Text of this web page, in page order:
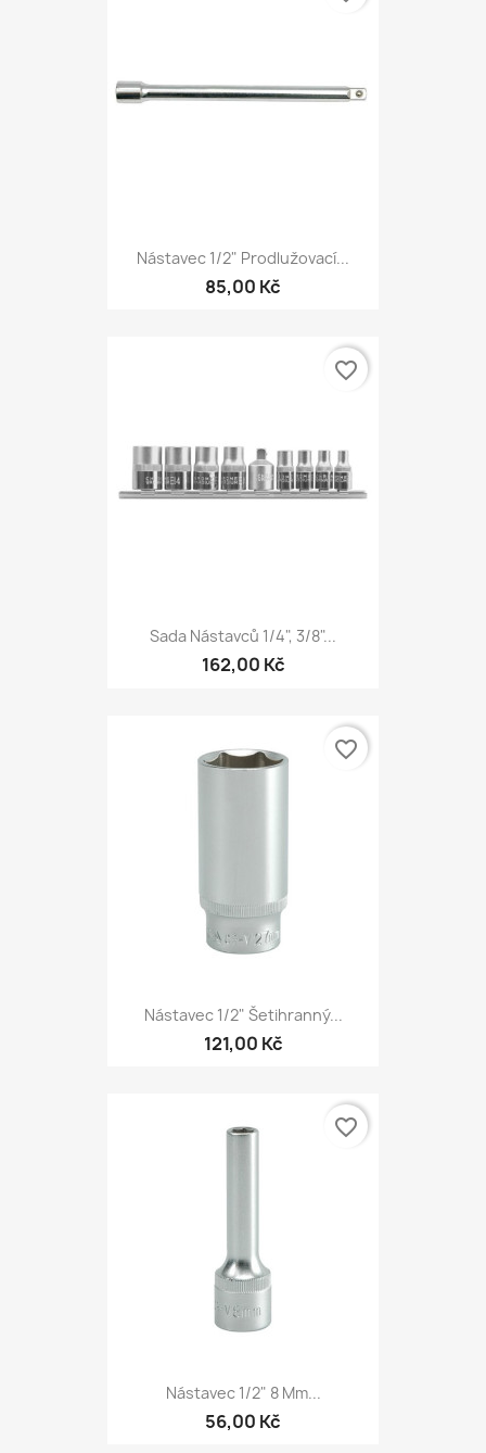
Nástavec 1/2" Prodlužovací...
85,00 Kč
Sada Nástavců 1/4", 3/8"...
162,00 Kč
favorite_border
Nástavec 1/2" Šetihranný...
121,00 Kč
favorite_border
Nástavec 1/2" 8 Mm...
56,00 Kč
favorite_border